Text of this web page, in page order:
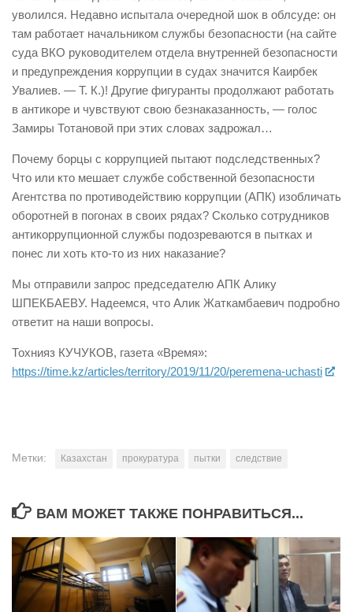
уволился. Недавно испытала очередной шок в облсуде: он
там работает начальником службы безопасности (на сайте
суда ВКО руководителем отдела внутренней безопасности
и предупреждения коррупции в судах значится Каирбек
Увалиев. — Т. К.)! Другие фигуранты продолжают работать
в антикоре и чувствуют свою безнаказанность, — голос
Замиры Тотановой при этих словах задрожал…
Почему борцы с коррупцией пытают подследственных?
Что или кто мешает службе собственной безопасности
Агентства по противодействию коррупции (АПК) изобличать
оборотней в погонах в своих рядах? Сколько сотрудников
антикоррупционной службы подозреваются в пытках и
понес ли хоть кто-то из них наказание?
Мы отправили запрос председателю АПК Алику
ШПЕКБАЕВУ. Надеемся, что Алик Жаткамбаевич подробно
ответит на наши вопросы.
Тохнияз КУЧУКОВ, газета «Время»:
https://time.kz/articles/territory/2019/11/20/peremena-uchasti
Метки: Казахстан прокуратура пытки следствие
ВАМ МОЖЕТ ТАКЖЕ ПОНРАВИТЬСЯ...